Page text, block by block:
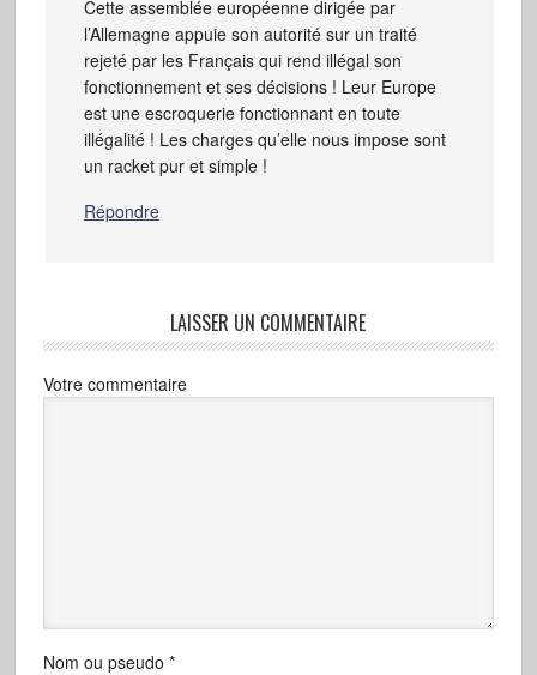
Cette assemblée européenne dirigée par
l’Allemagne appuie son autorité sur un traité
rejeté par les Français qui rend illégal son
fonctionnement et ses décisions ! Leur Europe
est une escroquerie fonctionnant en toute
illégalité ! Les charges qu’elle nous impose sont
un racket pur et simple !
Répondre
LAISSER UN COMMENTAIRE
Votre commentaire
Nom ou pseudo *